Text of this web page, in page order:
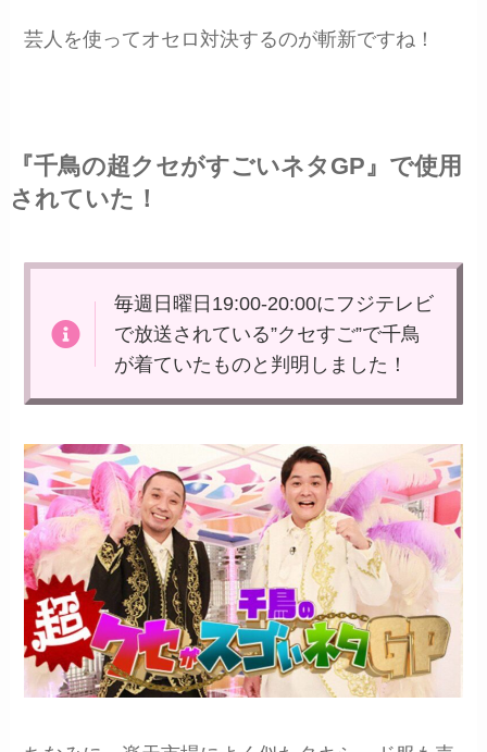
芸人を使ってオセロ対決するのが斬新ですね！
『千鳥の超クセがすごいネタGP』で使用
されていた！
毎週日曜日19:00-20:00にフジテレビ
で放送されている”クセすご”で千鳥
が着ていたものと判明しました！